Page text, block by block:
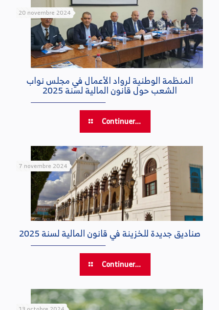
20 novembre 2024
المنظمة الوطنية لرواد الأعمال في مجلس نواب
الشعب حول قانون المالية لسنة 2025
Continuer...
7 novembre 2024
صناديق جديدة للخزينة في قانون المالية لسنة 2025
Continuer...